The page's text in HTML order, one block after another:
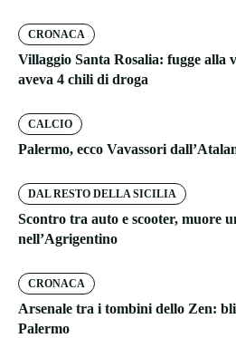
CRONACA
Villaggio Santa Rosalia: fugge alla
aveva 4 chili di droga
CALCIO
Palermo, ecco Vavassori
DAL RESTO DELLA SICILIA
Scontro tra auto e scooter, muore
nell’Agrigentino
CRONACA
Arsenale tra i tombini dello Zen:
Palermo